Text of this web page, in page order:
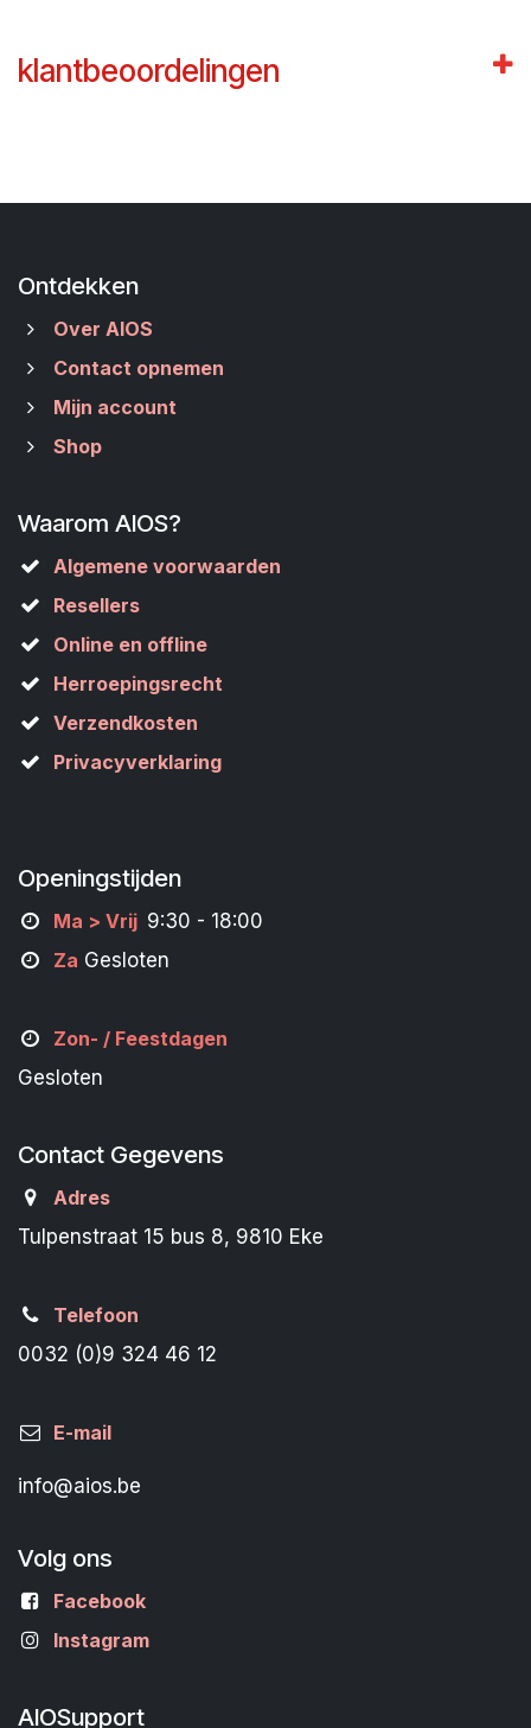
klantbeoordelingen
Ontdekken
Over AIOS
Contact opnemen
Mijn account
Shop
Waarom AIOS?
Algemene voorwaarden
Resellers
Online en offline
Herroepingsrecht
Verzendkosten
Privacyverklaring
Openingstijden
Ma > Vrij 9:30 - 18:00
Za Gesloten
Zon- / Feestdagen
Gesloten
Contact Gegevens
Adres
Tulpenstraat 15 bus 8, 9810 Eke
Telefoon
0032 (0)9 324 46 12
E-mail
info@aios.be
Volg ons
Facebook
Instagram
AIOSupport